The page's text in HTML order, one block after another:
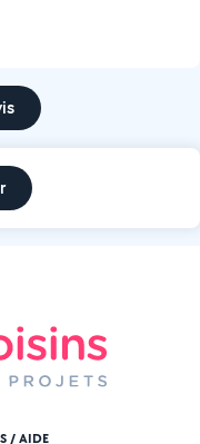
/ AIDE